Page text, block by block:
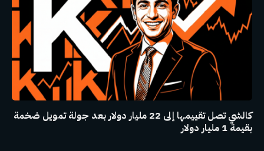
كالشي تصل تقييمها إلى 22 مليار دولار بعد جولة تمويل ضخمة
بقيمة 1 مليار دولار